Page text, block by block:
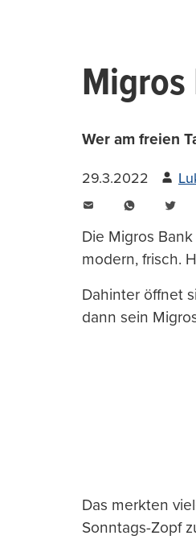
Wer am freien
29.3.2022
WhatsApp
Die Migros
modern, frisch.
Dahinter öffnet
dann sein
Das merkten
Sonntags-Zopf